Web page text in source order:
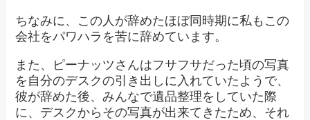
ちなみに、この人が辞めたほぼ同時期に私もこの
会社をパワハラを苦に辞めています。
また、ピーナッツさんはフサフサだった頃の写真
を自分のデスクの引き出しに入れていたようで、
彼が辞めた後、みんなで遺品整理をしていた際
に、デスクからその写真が出来てきたため、それ